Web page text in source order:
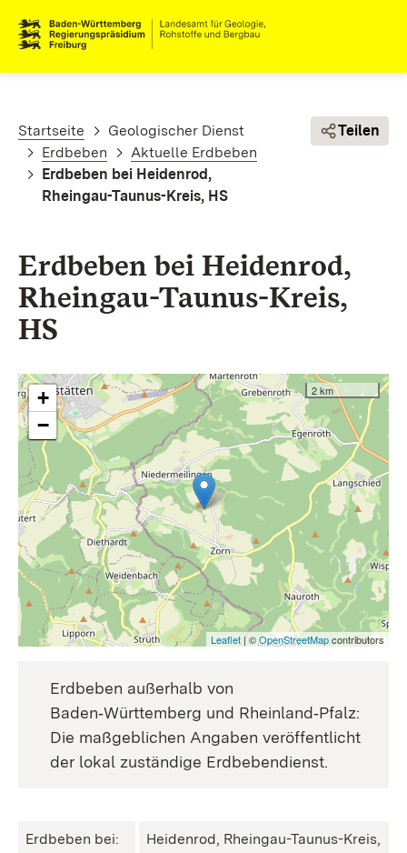
Pfadnavigation
Startseite
Geologischer Dienst
Erdbeben
Aktuelle Erdbeben
Erdbeben bei Heidenrod,
Rheingau-Taunus-Kreis, HS
Teilen
Erdbeben bei Heidenrod,
Rheingau-Taunus-Kreis,
HS
+
−
2 km
Leaflet | ©OpenStreetMapcontributors
Erdbeben außerhalb von
Baden‑Württemberg und Rheinland‑Pfalz:
Die maßgeblichen Angaben veröffentlicht
der lokal zuständige Erdbebendienst.
Erdbeben bei:
Heidenrod, Rheingau-Taunus-Kreis,